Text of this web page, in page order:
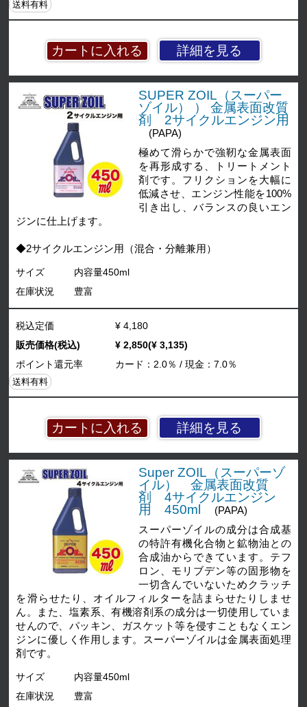
詳細を見る
送料有料
SUPER ZOIL（スーパー
ゾイル） ） 金属表面改質
剤 2サイクルエンジン用
(PAPA)
極めて滑らかで強靭な金属表面
を再形成する、トリートメント
剤です。フリクションを大幅に
低減させ、エンジン性能を100%
引き出し、バランスの良いエン
ジンに仕上げます。
◆2サイクルエンジン用（混合・分離兼用）
サイズ
内容量450ml
在庫状況
豊富
詳細を見る
税込定価
¥ 4,180
販売価格(税込)
¥ 2,850(¥ 3,135)
ポイント還元率
カード：2.0％ / 現金：7.0％
送料有料
Super ZOIL（スーパーゾ
イル） 金属表面改質
剤 4サイクルエンジン
用 450ml
(PAPA)
スーパーゾイルの成分は合成基
の特許有機化合物と鉱物油との
合成油からできています。テフ
ロン、モリブデン等の固形物を
一切含んでいないためクラッチ
を滑らせたり、オイルフィルターを詰まらせたりしませ
ん。また、塩素系、有機溶剤系の成分は一切使用していま
せんので、パッキン、ガスケット等を侵すこともなくエン
ジンに優しく作用します。スーパーゾイルは金属表面処理
剤です。
サイズ
内容量450ml
在庫状況
豊富